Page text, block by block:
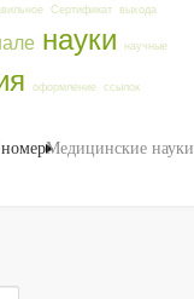
Сертификат выхода
науки научные
оформление ссылок
Медицинские науки